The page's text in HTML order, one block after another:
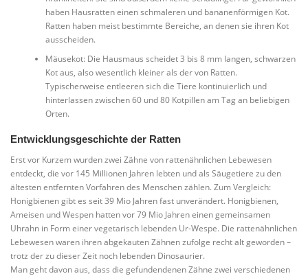
haben Hausratten einen schmaleren und bananenförmigen Kot.
Ratten haben meist bestimmte Bereiche, an denen sie ihren Kot
ausscheiden.
Mäusekot: Die Hausmaus scheidet 3 bis 8 mm langen, schwarzen
Kot aus, also wesentlich kleiner als der von Ratten.
Typischerweise entleeren sich die Tiere kontinuierlich und
hinterlassen zwischen 60 und 80 Kotpillen am Tag an beliebigen
Orten.
Entwicklungsgeschichte der Ratten
Erst vor Kurzem wurden zwei Zähne von rattenähnlichen Lebewesen
entdeckt, die vor 145 Millionen Jahren lebten und als Säugetiere zu den
ältesten entfernten Vorfahren des Menschen zählen. Zum Vergleich:
Honigbienen gibt es seit 39 Mio Jahren fast unverändert. Honigbienen,
Ameisen und Wespen hatten vor 79 Mio Jahren einen gemeinsamen
Uhrahn in Form einer vegetarisch lebenden Ur-Wespe. Die rattenähnlichen
Lebewesen waren ihren abgekauten Zähnen zufolge recht alt geworden –
trotz der zu dieser Zeit noch lebenden Dinosaurier.
Man geht davon aus, dass die gefundendenen Zähne zwei verschiedenen